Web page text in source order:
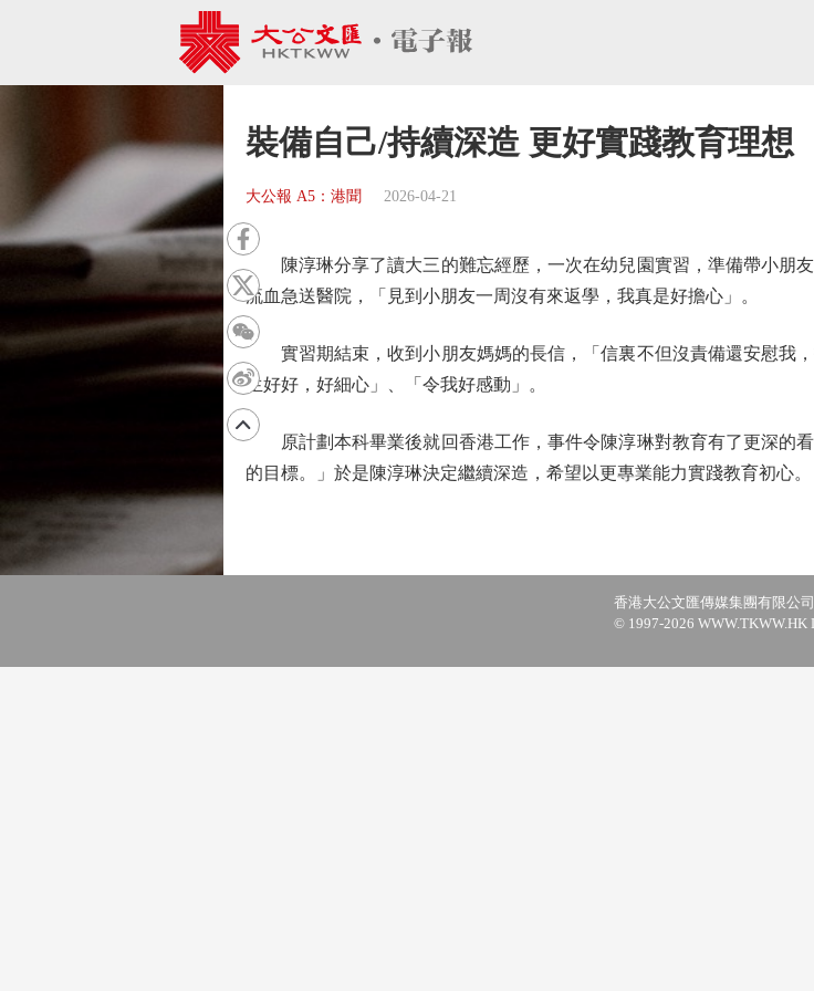
裝備自己/持續深造 更好實踐教育理想
大公報 A5：港聞 2026-04-21
陳淳琳分享了讀大三的難忘經歷，一次在幼兒園實習，準備帶小朋友
流血急送醫院，「見到小朋友一周沒有來返學，我真是好擔心」。
實習期結束，收到小朋友媽媽的長信，「信裏不但沒責備還安慰我，
生好好，好細心」、「令我好感動」。
原計劃本科畢業後就回香港工作，事件令陳淳琳對教育有了更深的看
的目標。」於是陳淳琳決定繼續深造，希望以更專業能力實踐教育初心。
香港大公文匯傳媒集團有限公
© 1997-2026 WWW.TKWW.HK